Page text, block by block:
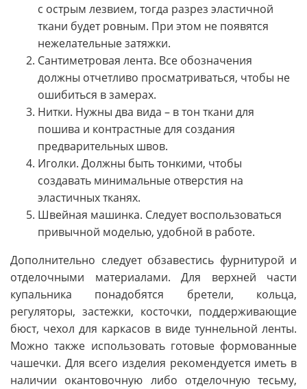
с острым лезвием, тогда разрез эластичной
ткани будет ровным. При этом не появятся
нежелательные затяжки.
Сантиметровая лента. Все обозначения
должны отчетливо просматриваться, чтобы не
ошибиться в замерах.
Нитки. Нужны два вида – в тон ткани для
пошива и контрастные для создания
предварительных швов.
Иголки. Должны быть тонкими, чтобы
создавать минимальные отверстия на
эластичных тканях.
Швейная машинка. Следует воспользоваться
привычной моделью, удобной в работе.
Дополнительно следует обзавестись фурнитурой и
отделочными материалами. Для верхней части
купальника понадобятся бретели, кольца,
регуляторы, застежки, косточки, поддерживающие
бюст, чехол для каркасов в виде туннельной ленты.
Можно также использовать готовые формованные
чашечки. Для всего изделия рекомендуется иметь в
наличии окантовочную либо отделочную тесьму,